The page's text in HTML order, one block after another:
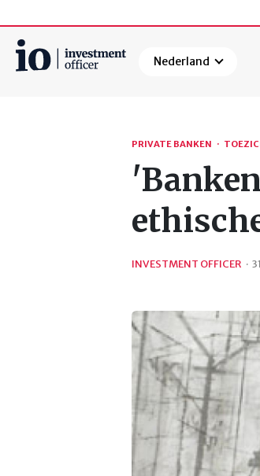
Nederland
PRIVATE BANKEN ·
INVESTMENT OFFICER ·